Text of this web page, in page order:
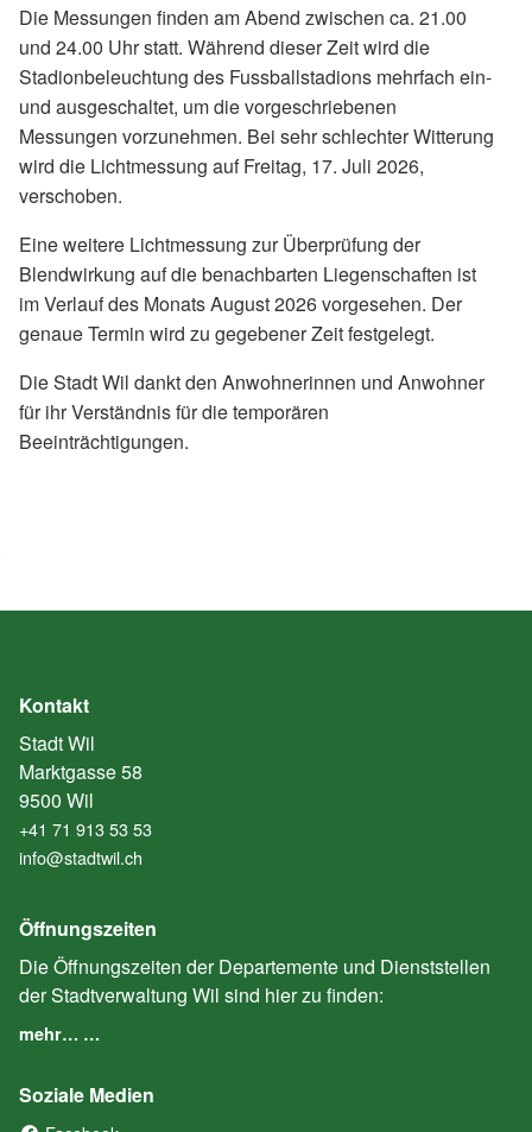
Die Messungen finden am Abend zwischen ca. 21.00
und 24.00 Uhr statt. Während dieser Zeit wird die
Stadionbeleuchtung des Fussballstadions mehrfach ein-
und ausgeschaltet, um die vorgeschriebenen
Messungen vorzunehmen. Bei sehr schlechter Witterung
wird die Lichtmessung auf Freitag, 17. Juli 2026,
verschoben.
Eine weitere Lichtmessung zur Überprüfung der
Blendwirkung auf die benachbarten Liegenschaften ist
im Verlauf des Monats August 2026 vorgesehen. Der
genaue Termin wird zu gegebener Zeit festgelegt.
Die Stadt Wil dankt den Anwohnerinnen und Anwohner
für ihr Verständnis für die temporären
Beeinträchtigungen.
Kontakt
Stadt Wil
Marktgasse 58
9500 Wil
+41 71 913 53 53
info@stadtwil.ch
Öffnungszeiten
Die Öffnungszeiten der Departemente und Dienststellen
der Stadtverwaltung Wil sind hier zu finden:
mehr… …
Soziale Medien